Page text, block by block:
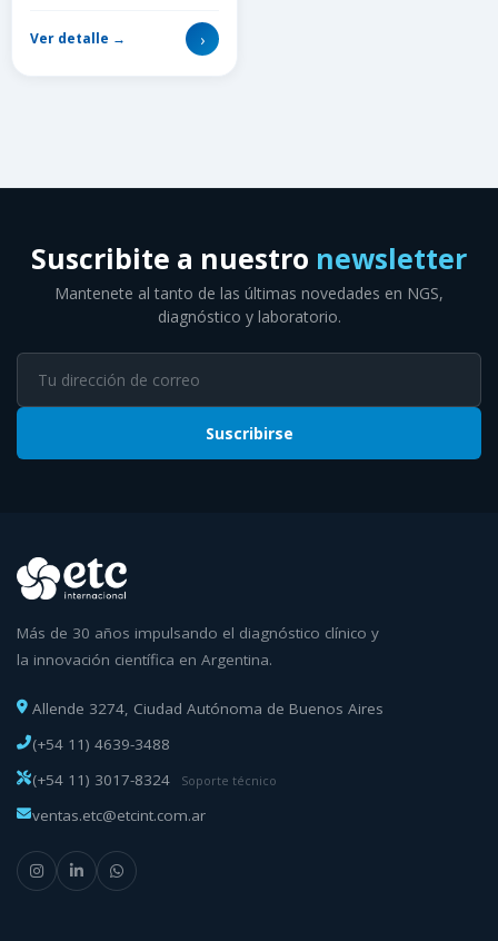
Ver detalle →
›
Suscribite a nuestro newsletter
Mantenete al tanto de las últimas novedades en NGS,
diagnóstico y laboratorio.
Suscribirse
Más de 30 años impulsando el diagnóstico clínico y
la innovación científica en Argentina.
Allende 3274, Ciudad Autónoma de Buenos Aires
(+54 11) 4639-3488
(+54 11) 3017-8324
Soporte técnico
ventas.etc@etcint.com.ar